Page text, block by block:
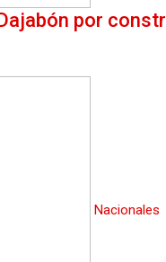
por
Nacionales